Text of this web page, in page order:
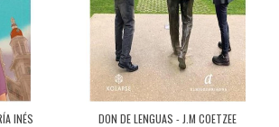
INÉS
DON DE LENGUAS - J.M COETZEE